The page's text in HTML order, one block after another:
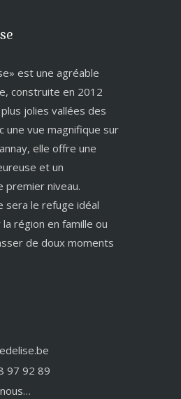
est une agréable
construite en 2012
plus jolies vallées des
une vue magnifique sur
elle offre une
et un
premier niveau.
sera le refuge idéal
région en famille ou
de doux moments
97 92 89